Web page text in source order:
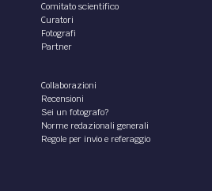
Comitato scientifico
Curatori
Fotografi
Partner
Collaborazioni
Recensioni
Sei un fotografo?
Norme redazionali generali
Regole per invio e referaggio